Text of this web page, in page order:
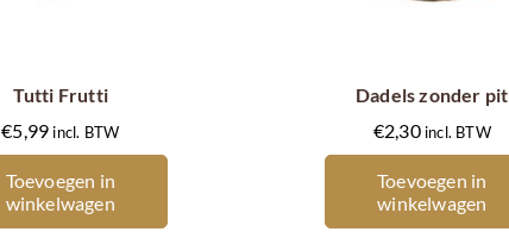
Tutti Frutti
€5,99 incl. BTW
Toevoegen in
winkelwagen
Dadels zonder pit
€2,30 incl. BTW
Toevoegen in
winkelwagen